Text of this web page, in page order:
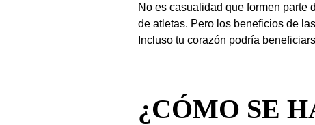
No es casualidad que formen parte
de atletas. Pero los beneficios de
Incluso tu corazón podría
¿CÓMO SE